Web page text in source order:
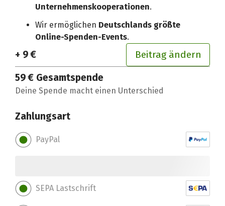
Unternehmenskooperationen.
Wir ermöglichen Deutschlands größte
Online-Spenden-Events.
+ 9 € Beitrag ändern
59 € Gesamtspende
Deine Spende macht einen Unterschied
Zahlungsart
PayPal
SEPA Lastschrift